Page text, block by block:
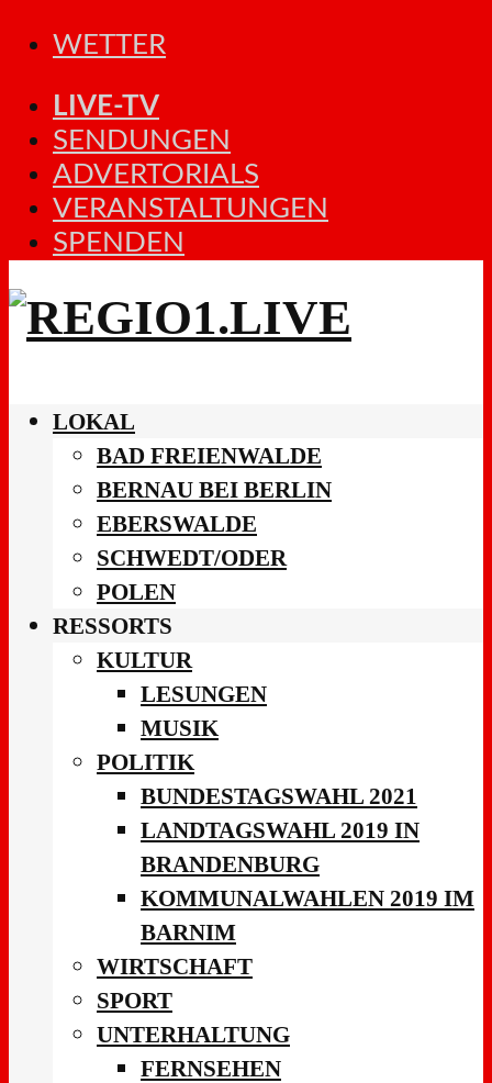
WETTER
LIVE-TV
SENDUNGEN
ADVERTORIALS
VERANSTALTUNGEN
SPENDEN
LOKAL
BAD FREIENWALDE
BERNAU BEI BERLIN
EBERSWALDE
SCHWEDT/ODER
POLEN
RESSORTS
KULTUR
LESUNGEN
MUSIK
POLITIK
BUNDESTAGSWAHL 2021
LANDTAGSWAHL 2019 IN
BRANDENBURG
KOMMUNALWAHLEN 2019 IM
BARNIM
WIRTSCHAFT
SPORT
UNTERHALTUNG
FERNSEHEN